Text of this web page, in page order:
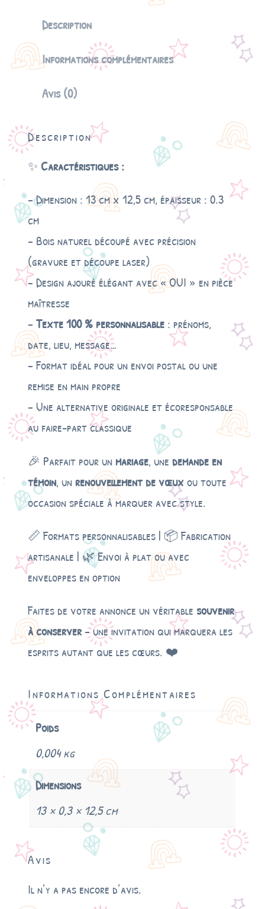
é
d
r
-
r
t
e
i
Description
Informations complémentaires
Avis (0)
Description
✨ Caractéristiques :
– Dimension : 13 cm x 12,5 cm, épaisseur : 0.3
cm
– Bois naturel découpé avec précision
(gravure et découpe laser)
– Design ajouré élégant avec « OUI » en pièce
maîtresse
–Texte 100 % personnalisable : prénoms,
date, lieu, message…
– Format idéal pour un envoi postal ou une
remise en main propre
– Une alternative originale et écoresponsable
au faire-part classique
🎉 Parfait pour un mariage, une demande en
témoin, un renouvellement de vœuxou toute
occasion spéciale à marquer avec style.
📏 Formats personnalisables | 📦 Fabrication
artisanale | 🌿 Envoi à plat ou avec
enveloppes en option
Faites de votre annonce un véritable souvenir
à conserver – une invitation qui marquera les
esprits autant que les cœurs. ❤️
Informations Complémentaires
Poids
0,004 kg
Dimensions
13 × 0,3 × 12,5 cm
Avis
Il n’y a pas encore d’avis.